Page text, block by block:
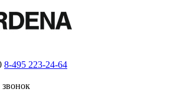
8-495 223-24-64
звонок